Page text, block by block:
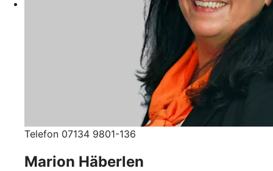
Telefon 07134 9801-136
Marion Häberlen